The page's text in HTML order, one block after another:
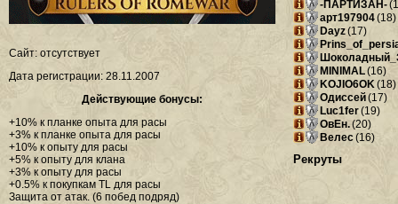
Сайт: отсутствует
Дата регистрации: 28.11.2007
Действующие бонусы:
+10% к планке опыта для расы
+3% к планке опыта для расы
+10% к опыту для расы
+5% к опыту для клана
+3% к опыту для расы
+0.5% к покупкам TL для расы
Защита от атак. (6 побед подряд)
-ПАРТИЗАН-
арт197904(18)
Dayz(17)
MINIMAL(16)
KOJIO6OK (18)
Одиссей(17)
Luc1fer(19)
ОвЕн.(20)
Велес(16)
Рекруты